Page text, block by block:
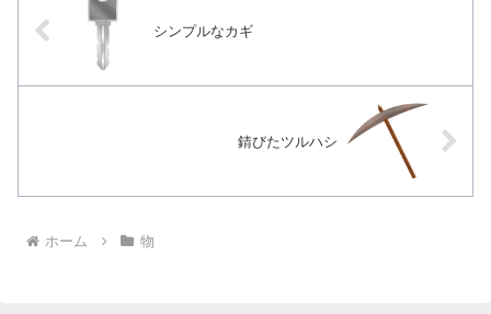
シンプルなカギ
錆びたツルハシ
ホーム 物